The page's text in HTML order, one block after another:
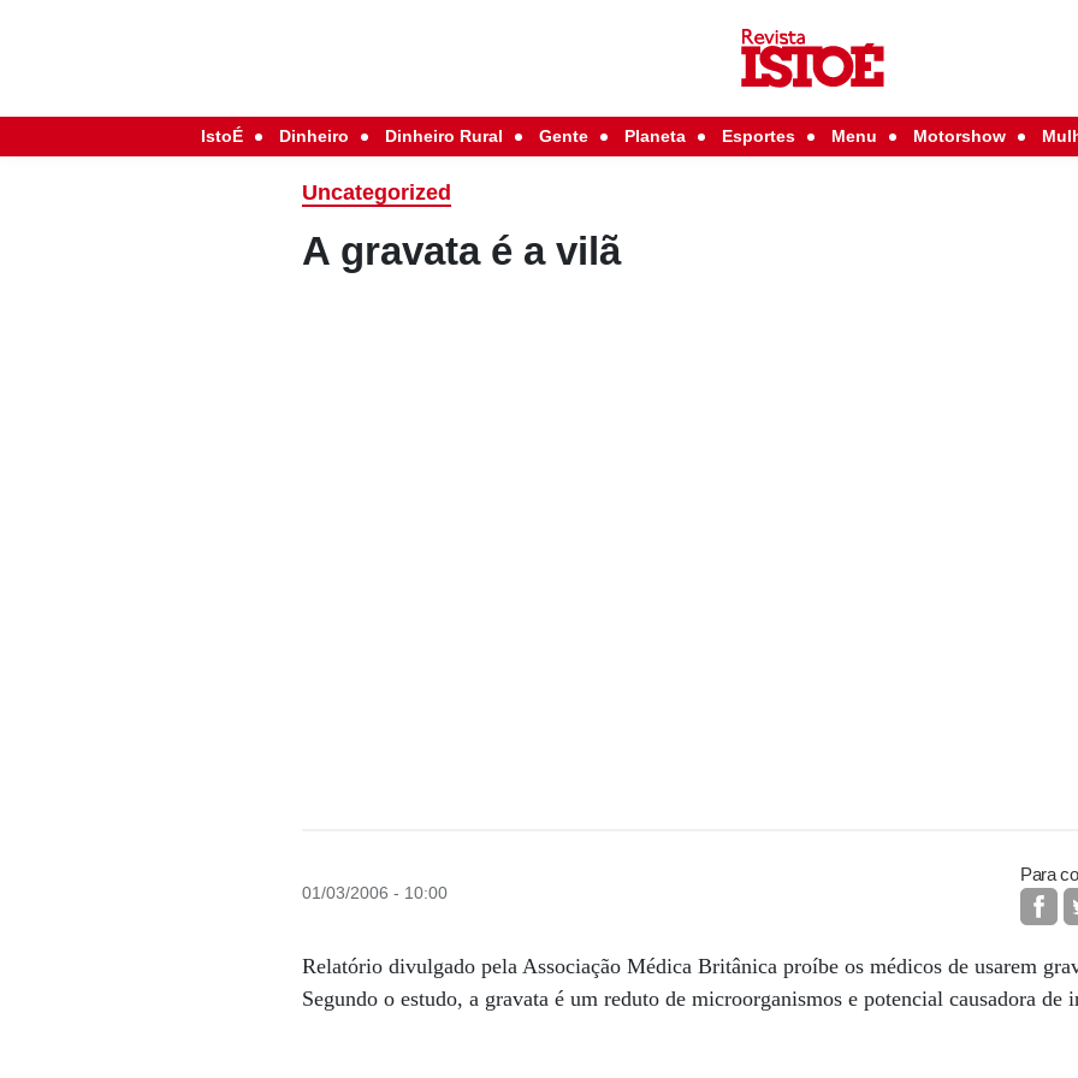
IstoÉ Dinheiro Dinheiro Rural Gente Planeta Esportes Menu Motorshow
Uncategorized
A gravata é a vilã
01/03/2006 - 10:00
Para
Relatório divulgado pela Associação Médica Britânica proíbe os médicos de usarem
Segundo o estudo, a gravata é um reduto de microorganismos e potencial causadora de